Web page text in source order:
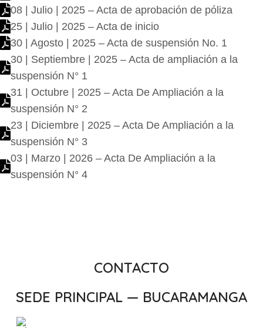
08 | Julio | 2025 – Acta de aprobación de póliza
25 | Julio | 2025 – Acta de inicio
30 | Agosto | 2025 – Acta de suspensión No. 1
30 | Septiembre | 2025 – Acta de ampliación a la
suspensión N° 1
31 | Octubre | 2025 – Acta De Ampliación a la
suspensión N° 2
23 | Diciembre | 2025 – Acta De Ampliación a la
suspensión N° 3
03 | Marzo | 2026 – Acta De Ampliación a la
suspensión N° 4
CONTACTO
SEDE PRINCIPAL — BUCARAMANGA